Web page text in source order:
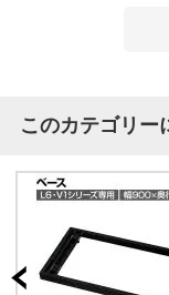
このカテゴリー